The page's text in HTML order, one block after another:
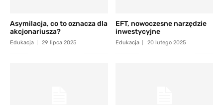
Asymilacja, co to oznacza dla
akcjonariusza?
Edukacja 29 lipca 2025
EFT, nowoczesne narzędzie
inwestycyjne
Edukacja 20 lutego 2025